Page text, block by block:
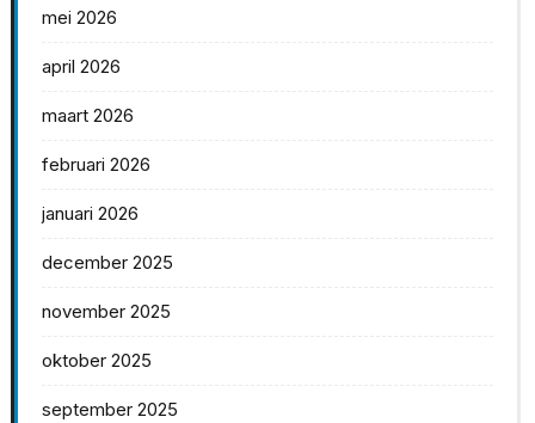
mei 2026
april 2026
maart 2026
februari 2026
januari 2026
december 2025
november 2025
oktober 2025
september 2025